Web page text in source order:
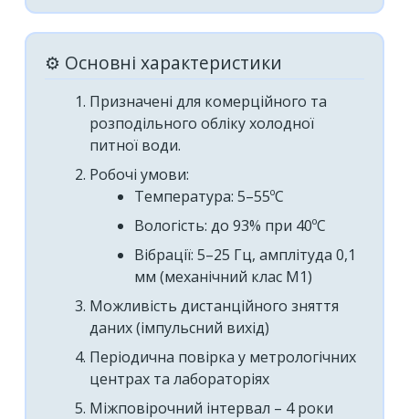
⚙️ Основні характеристики
Призначені для комерційного та
розподільного обліку холодної
питної води.
Робочі умови:
Температура: 5–55ºС
Вологість: до 93% при 40ºС
Вібрації: 5–25 Гц, амплітуда 0,1
мм (механічний клас М1)
Можливість дистанційного зняття
даних (імпульсний вихід)
Періодична повірка у метрологічних
центрах та лабораторіях
Міжповірочний інтервал – 4 роки